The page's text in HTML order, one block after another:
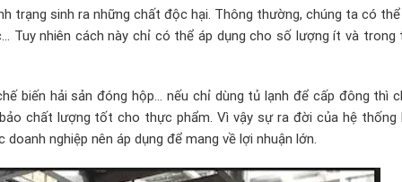
trạng sinh ra những chất độc hại. Thông thường, chúng ta có
Tuy nhiên cách này chỉ có thể áp dụng cho số lượng ít và trong
biến hải sản đóng hộp… nếu chỉ dùng tủ lạnh để cấp đông thì
chất lượng tốt cho thực phẩm. Vì vậy sự ra đời của hệ thống
nghiệp nên áp dụng để mang về lợi nhuận lớn.